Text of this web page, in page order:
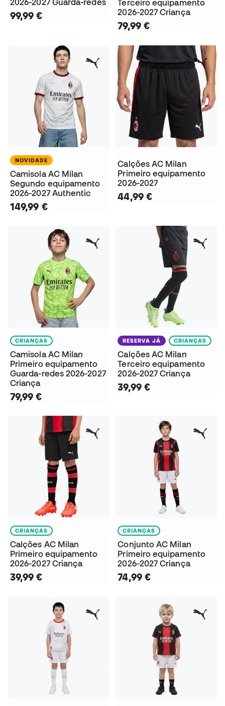
2026-2027 Guarda-redes
99,99 €
Terceiro equipamento
2026-2027 Criança
79,99 €
NOVIDADE
Camisola AC Milan
Segundo equipamento
2026-2027 Authentic
149,99 €
Calções AC Milan
Primeiro equipamento
2026-2027
44,99 €
CRIANÇAS
Camisola AC Milan
Primeiro equipamento
Guarda-redes 2026-2027
Criança
79,99 €
RESERVA JÁ CRIANÇAS
Calções AC Milan
Terceiro equipamento
2026-2027 Criança
39,99 €
CRIANÇAS
Calções AC Milan
Primeiro equipamento
2026-2027 Criança
39,99 €
CRIANÇAS
Conjunto AC Milan
Primeiro equipamento
2026-2027 Criança
74,99 €